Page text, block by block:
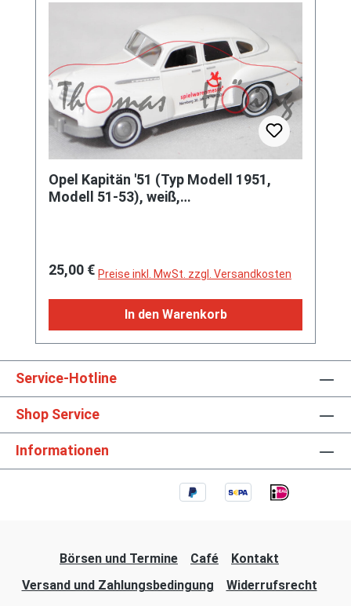
Opel Kapitän '51 (Typ Modell 1951,
Modell 51-53), weiß,
Regulärer Preis:
25,00 € Preise inkl. MwSt. zzgl. Versandkosten
In den Warenkorb
Service-Hotline
Shop Service
Informationen
Börsen und Termine Café
Kontakt
Versand und Zahlungsbedingung
Widerrufsrecht